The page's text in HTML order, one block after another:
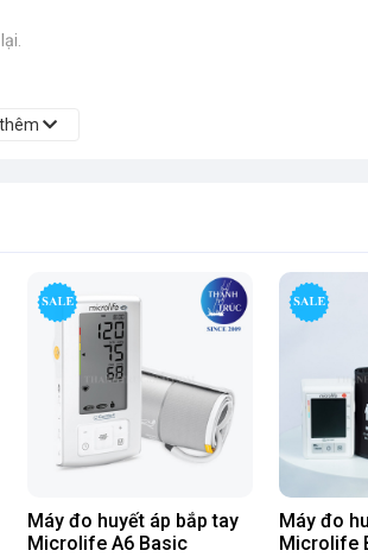
mái, không quá nóng hoặc quá lạnh.
hoặc ăn 30 phút trước khi đo huyết áp.
Máy đo huyết áp bắp tay
Microlife A6 Basic
Máy đo
Microlife